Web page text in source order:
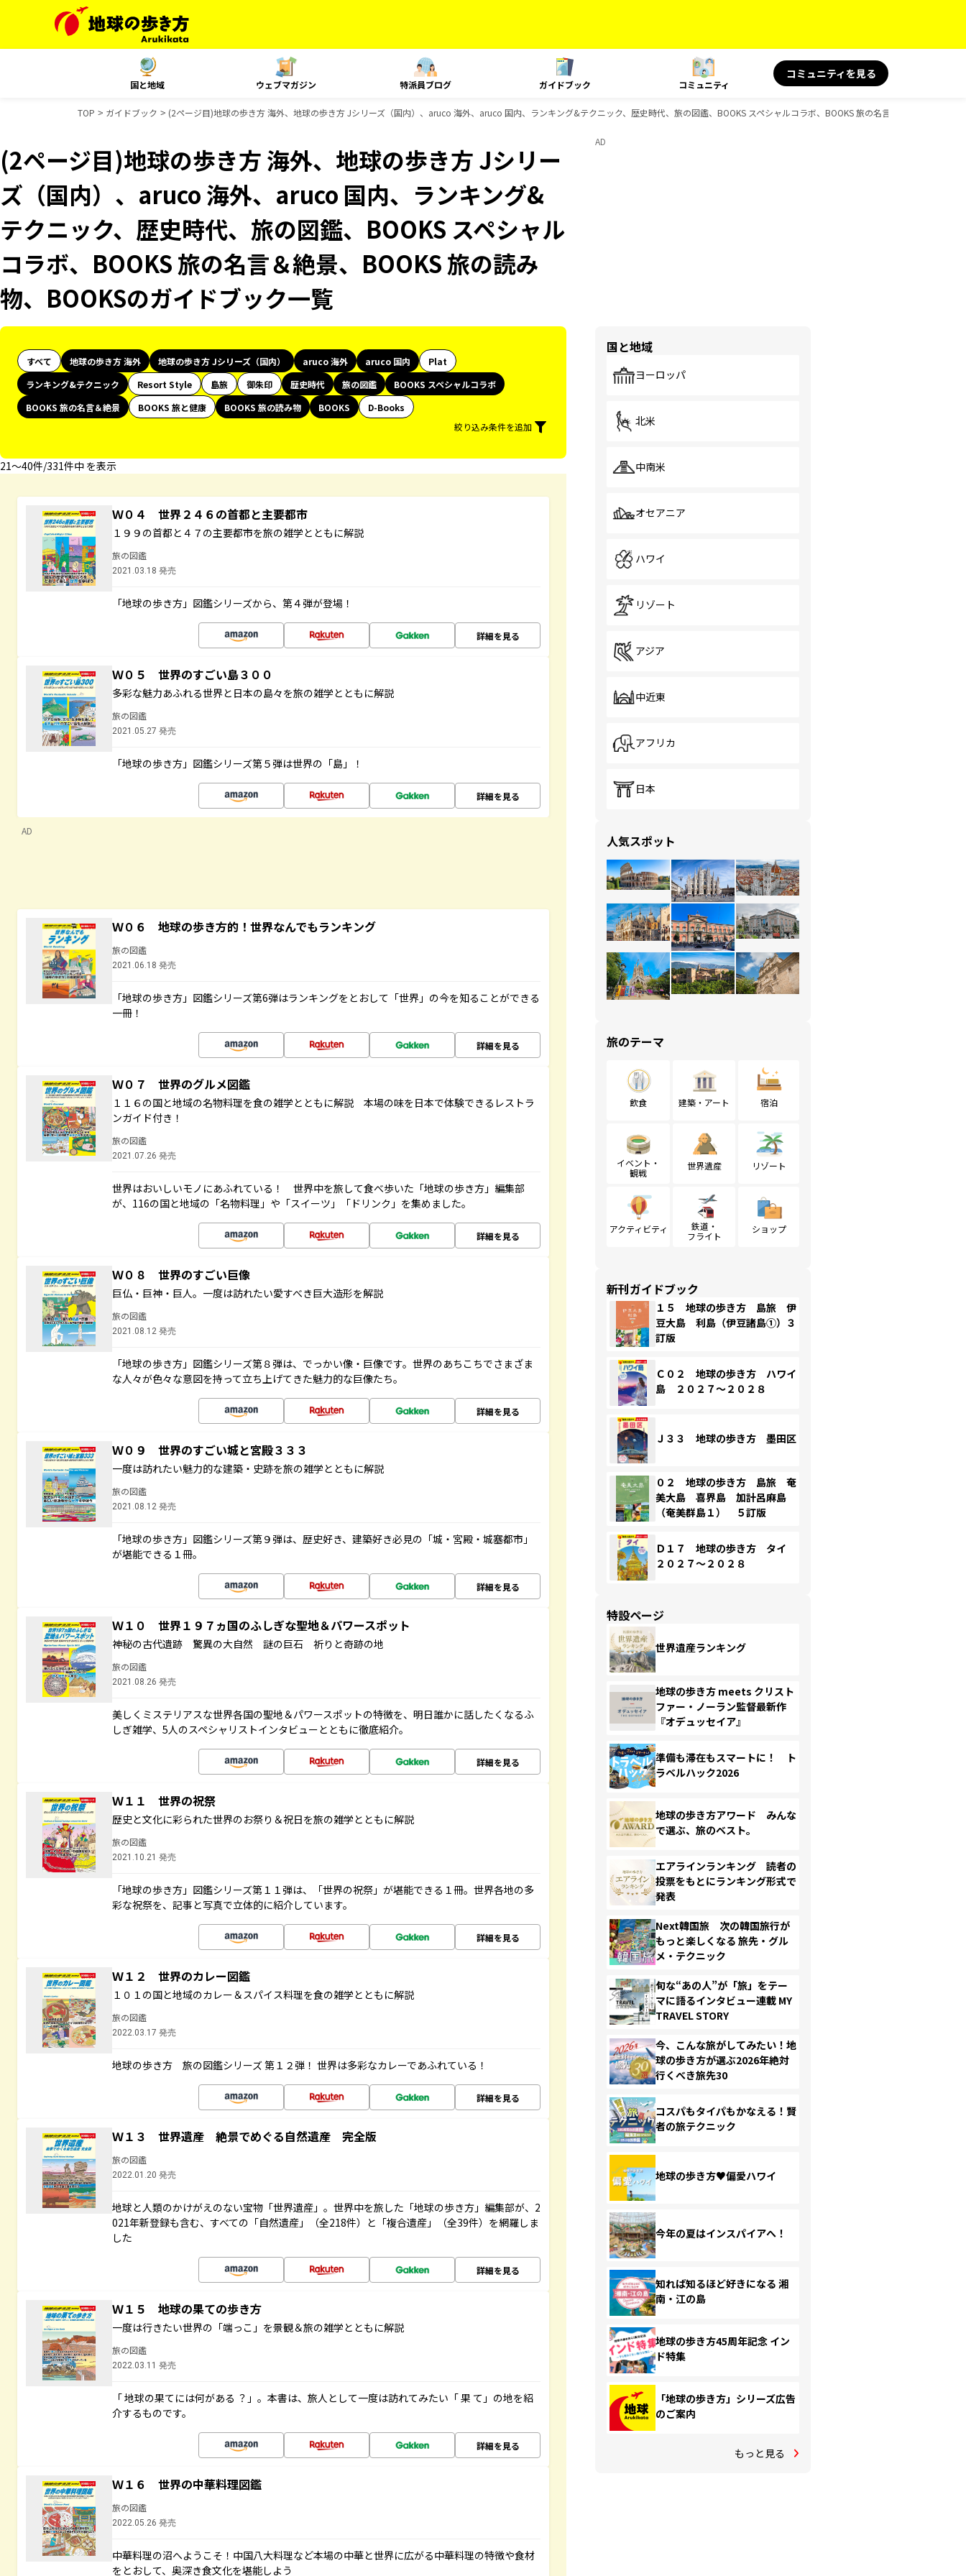
国と地域 ウェブマガジン 特派員ブログ ガイドブック コミュニティ
コミュニティを見る
TOP ガイドブック (2ページ目)地球の歩き方 海外、地球の歩き方 Jシリーズ（国内）、aruco 海外、aruco 国内、ランキング&テクニック、歴史時代、旅の図鑑、BOOKS スペシャルコラボ、BOOKS 旅の名言＆絶景、BOOKS
(2ページ目)地球の歩き方 海外、地球の歩き方 Jシリー
ズ（国内）、aruco 海外、aruco 国内、ランキング&
テクニック、歴史時代、旅の図鑑、BOOKS スペシャル
コラボ、BOOKS 旅の名言＆絶景、BOOKS 旅の読み
物、BOOKSのガイドブック一覧
すべて 地球の歩き方 海外 地球の歩き方 Jシリーズ（国内） aruco 海外 aruco 国内
Plat
ランキング&テクニック
Resort Style 島旅 御朱印 歴史時代 旅の図鑑
BOOKS スペシャルコラボ
BOOKS 旅の名言＆絶景
BOOKS 旅と健康 BOOKS 旅の読み物 BOOKS
D-Books
絞り込み条件を追加
21〜40件/331件中 を表示
Ｗ０４ 世界２４６の首都と主要都市
１９９の首都と４７の主要都市を旅の雑学とともに解説
旅の図鑑
2021.03.18 発売
「地球の歩き方」図鑑シリーズから、第４弾が登場！
詳細を見る
Ｗ０５ 世界のすごい島３００
多彩な魅力あふれる世界と日本の島々を旅の雑学とともに解説
旅の図鑑
2021.05.27 発売
「地球の歩き方」図鑑シリーズ第５弾は世界の「島」！
詳細を見る
AD
Ｗ０６ 地球の歩き方的！世界なんでもランキング
旅の図鑑
2021.06.18 発売
「地球の歩き方」図鑑シリーズ第6弾はランキングをとおして「世界」の今を知ることができる
一冊！
詳細を見る
Ｗ０７ 世界のグルメ図鑑
１１６の国と地域の名物料理を食の雑学とともに解説 本場の味を日本で体験できるレストラ
ンガイド付き！
旅の図鑑
2021.07.26 発売
世界はおいしいモノにあふれている！ 世界中を旅して食べ歩いた「地球の歩き方」編集部
が、116の国と地域の「名物料理」や「スイーツ」「ドリンク」を集めました。
詳細を見る
Ｗ０８ 世界のすごい巨像
巨仏・巨神・巨人。一度は訪れたい愛すべき巨大造形を解説
旅の図鑑
2021.08.12 発売
「地球の歩き方」図鑑シリーズ第８弾は、でっかい像・巨像です。世界のあちこちでさまざま
な人々が色々な意図を持って立ち上げてきた魅力的な巨像たち。
詳細を見る
Ｗ０９ 世界のすごい城と宮殿３３３
一度は訪れたい魅力的な建築・史跡を旅の雑学とともに解説
旅の図鑑
2021.08.12 発売
「地球の歩き方」図鑑シリーズ第９弾は、歴史好き、建築好き必見の「城・宮殿・城塞都市」
が堪能できる１冊。
詳細を見る
Ｗ１０ 世界１９７ヵ国のふしぎな聖地＆パワースポット
神秘の古代遺跡 驚異の大自然 謎の巨石 祈りと奇跡の地
旅の図鑑
2021.08.26 発売
美しくミステリアスな世界各国の聖地＆パワースポットの特徴を、明日誰かに話したくなるふ
しぎ雑学、5人のスペシャリストインタビューとともに徹底紹介。
詳細を見る
Ｗ１１ 世界の祝祭
歴史と文化に彩られた世界のお祭り＆祝日を旅の雑学とともに解説
旅の図鑑
2021.10.21 発売
「地球の歩き方」図鑑シリーズ第１１弾は、「世界の祝祭」が堪能できる１冊。世界各地の多
彩な祝祭を、記事と写真で立体的に紹介しています。
詳細を見る
Ｗ１２ 世界のカレー図鑑
１０１の国と地域のカレー＆スパイス料理を食の雑学とともに解説
旅の図鑑
2022.03.17 発売
地球の歩き方 旅の図鑑シリーズ 第１２弾！ 世界は多彩なカレーであふれている！
詳細を見る
Ｗ１３ 世界遺産 絶景でめぐる自然遺産 完全版
旅の図鑑
2022.01.20 発売
地球と人類のかけがえのない宝物「世界遺産」。世界中を旅した「地球の歩き方」編集部が、2
021年新登録も含む、すべての「自然遺産」（全218件）と「複合遺産」（全39件）を網羅しま
した
詳細を見る
Ｗ１５ 地球の果ての歩き方
一度は行きたい世界の「端っこ」を景観＆旅の雑学とともに解説
旅の図鑑
2022.03.11 発売
「 地球の果てには何がある ？」。本書は、旅人として一度は訪れてみたい「 果 て」の地を紹
介するものです。
詳細を見る
Ｗ１６ 世界の中華料理図鑑
旅の図鑑
2022.05.26 発売
中華料理の沼へようこそ！中国八大料理など本場の中華と世界に広がる中華料理の特徴や食材
をとおして、奥深き食文化を堪能しよう
AD
国と地域
ヨーロッパ
北米
中南米
オセアニア
ハワイ
リゾート
アジア
中近東
アフリカ
日本
人気スポット
旅のテーマ
飲食 建築・アート 宿泊
イベント・
観戦
世界遺産 リゾート
アクティビティ
鉄道・
フライト
ショップ
新刊ガイドブック
１５ 地球の歩き方 島旅 伊
豆大島 利島（伊豆諸島①）３
訂版
Ｃ０２ 地球の歩き方 ハワイ
島 ２０２７～２０２８
Ｊ３３ 地球の歩き方 墨田区
０２ 地球の歩き方 島旅 奄
美大島 喜界島 加計呂麻島
（奄美群島１） ５訂版
Ｄ１７ 地球の歩き方 タイ
２０２７～２０２８
特設ページ
世界遺産ランキング
地球の歩き方 meets クリスト
ファー・ノーラン監督最新作
『オデュッセイア』
準備も滞在もスマートに！ ト
ラベルハック2026
地球の歩き方アワード みんな
で選ぶ、旅のベスト。
エアラインランキング 読者の
投票をもとにランキング形式で
発表
Next韓国旅 次の韓国旅行が
もっと楽しくなる 旅先・グル
メ・テクニック
旬な“あの人”が「旅」をテー
マに語るインタビュー連載 MY
TRAVEL STORY
今、こんな旅がしてみたい！地
球の歩き方が選ぶ2026年絶対
行くべき旅先30
コスパもタイパもかなえる！賢
者の旅テクニック
地球の歩き方♥偏愛ハワイ
今年の夏はインスパイアへ！
知れば知るほど好きになる 湘
南・江の島
地球の歩き方45周年記念 イン
ド特集
「地球の歩き方」シリーズ広告
のご案内
もっと見る